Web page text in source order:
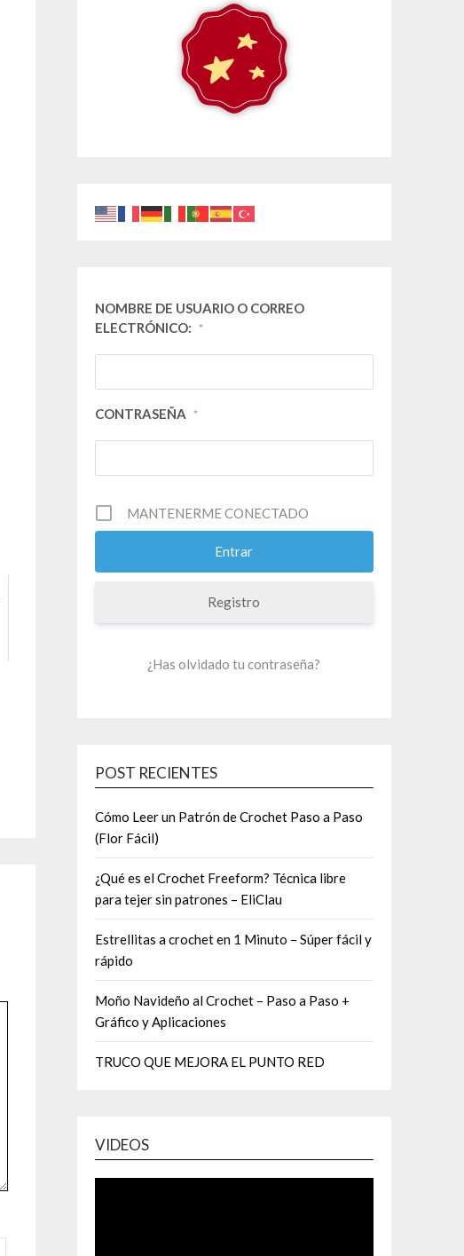
NOMBRE DE USUARIO O CORREO
ELECTRÓNICO: *
CONTRASEÑA *
MANTENERME CONECTADO
Registro
¿Has olvidado tu contraseña?
POST RECIENTES
Cómo Leer un Patrón de Crochet Paso a Paso
(Flor Fácil)
¿Qué es el Crochet Freeform? Técnica libre
para tejer sin patrones – EliClau
Estrellitas a crochet en 1 Minuto – Súper fácil y
rápido
Moño Navideño al Crochet – Paso a Paso +
Gráfico y Aplicaciones
TRUCO QUE MEJORA EL PUNTO RED
VIDEOS